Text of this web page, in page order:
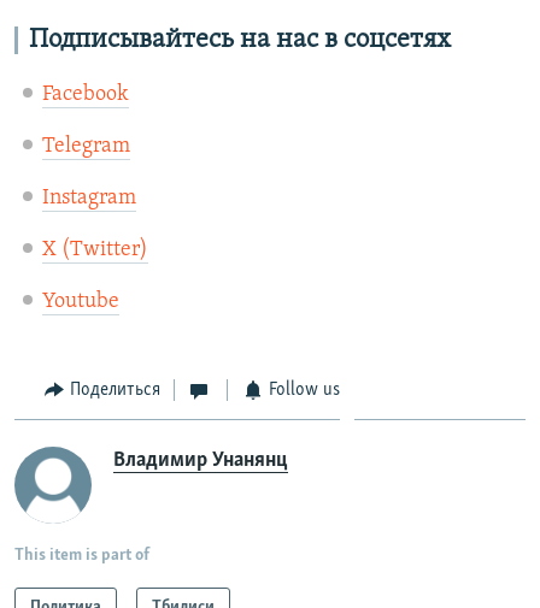
Подписывайтесь на нас в соцсетях
Facebook
Telegram
Instagram
X (Twitter)
Youtube
Поделиться Follow us
Владимир Унанянц
This item is part of